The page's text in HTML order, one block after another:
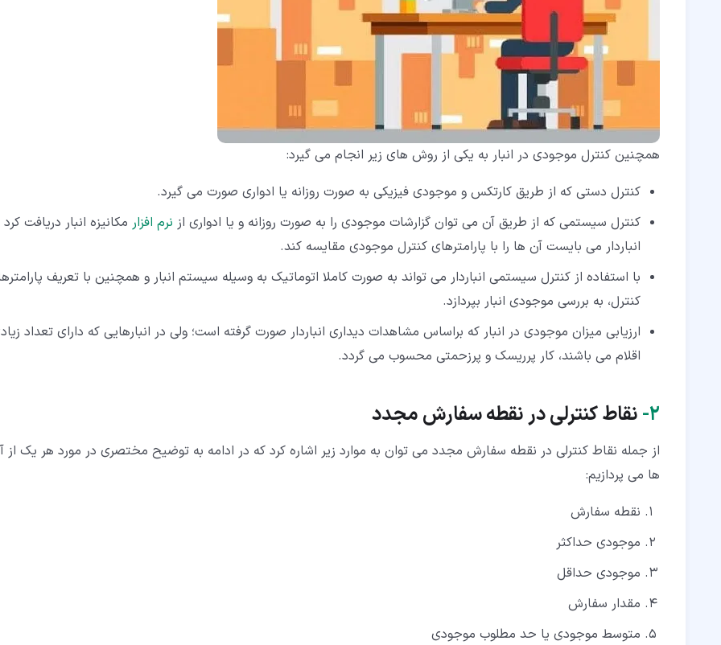
همچنین کنترل موجودی در انبار به یکی از روش های زیر انجام می گیرد:
کنترل دستی که از طریق کارتکس و موجودی فیزیکی به صورت روزانه یا ادواری صورت می گیرد.
کنترل سیستمی که از طریق آن می توان گزارشات موجودی را به صورت روزانه و یا ادواری از نرم افزار مکانیزه انبار دریافت
انباردار می بایست آن ها را با پارامترهای کنترل موجودی مقایسه کند.
با استفاده از کنترل سیستمی انباردار می تواند به صورت کاملا اتوماتیک به وسیله سیستم انبار و همچنین با تعریف
کنترل، به بررسی موجودی انبار بپردازد.
ارزیابی میزان موجودی در انبار که براساس مشاهدات دیداری انباردار صورت گرفته است؛ ولی در انبارهایی که دارای تعداد
اقلام می باشند، کار پرریسک و پرزحمتی محسوب می گردد.
۲‏- نقاط کنترلی در نقطه سفارش مجدد
از جمله نقاط کنترلی در نقطه سفارش مجدد می توان به موارد زیر اشاره کرد که در ادامه به توضیح مختصری در مورد هر یک از
ها می پردازیم:
نقطه سفارش
موجودی حداکثر
موجودی حداقل
مقدار سفارش
متوسط موجودی یا حد مطلوب موجودی